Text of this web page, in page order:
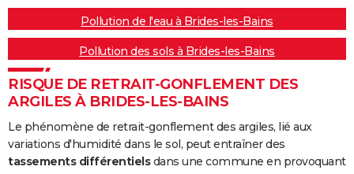
Pollution de l'eau à Brides-les-Bains
Pollution des sols à Brides-les-Bains
RISQUE DE RETRAIT-GONFLEMENT DES
ARGILES À BRIDES-LES-BAINS
Le phénomène de retrait-gonflement des argiles, lié aux
variations d'humidité dans le sol, peut entraîner des
tassements différentielsdans une commune en provoquant